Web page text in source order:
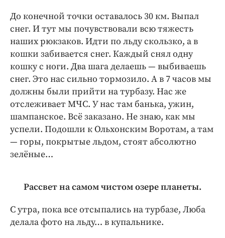
До конечной точки оставалось 30 км. Выпал
снег. И тут мы почувствовали всю тяжесть
наших рюкзаков. Идти по льду скользко, а в
кошки забивается снег. Каждый снял одну
кошку с ноги. Два шага делаешь — выбиваешь
снег. Это нас сильно тормозило. А в 7 часов мы
должны были прийти на турбазу. Нас же
отслеживает МЧС. У нас там банька, ужин,
шампанское. Всё заказано. Не знаю, как мы
успели. Подошли к Ольхонским Воротам, а там
— горы, покрытые льдом, стоят абсолютно
зелёные…
Рассвет на самом чистом озере планеты.
С утра, пока все отсыпались на турбазе, Люба
делала фото на льду… в купальнике.